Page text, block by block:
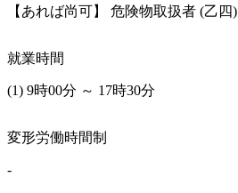
【あれば尚可】 危険物取扱者 (乙四)
就業時間
(1) 9時00分 ～ 17時30分
変形労働時間制
-